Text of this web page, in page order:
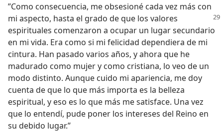
”Como consecuencia, me obsesioné cada vez más con
mi aspecto, hasta el grado de que los valores
espirituales comenzaron a ocupar un lugar secundario
en mi vida. Era como si mi felicidad dependiera de mi
cintura. Han pasado varios años, y ahora que he
madurado como mujer y como cristiana, lo veo de un
modo distinto. Aunque cuido mi apariencia, me doy
cuenta de que lo que más importa es la belleza
espiritual, y eso es lo que más me satisface. Una vez
que lo entendí, pude poner los intereses del Reino en
su debido lugar.”